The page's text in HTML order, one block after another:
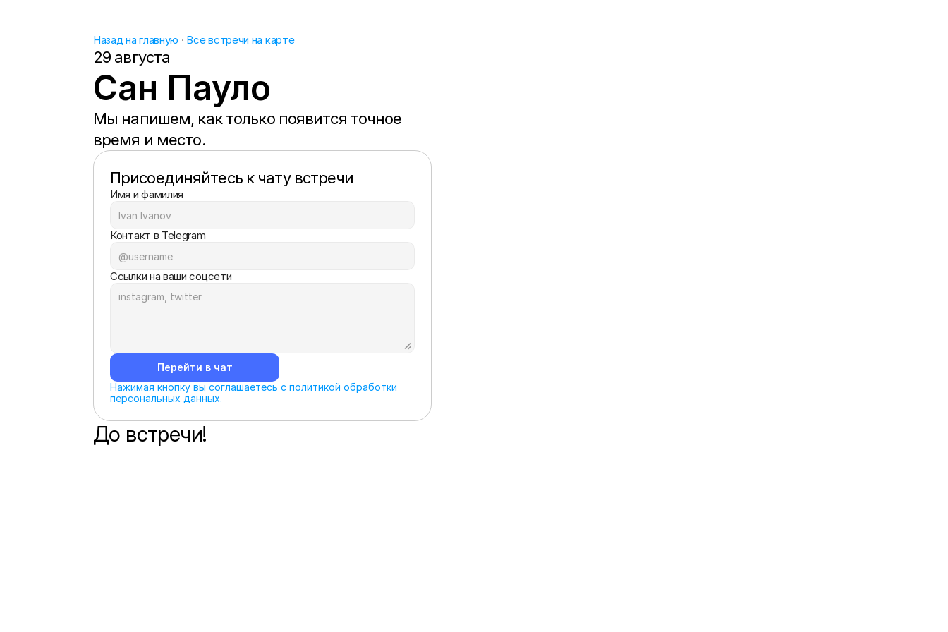
Назад на главную · Все встречи на карте
29 августа
Сан Пауло
Мы напишем, как только появится точное
время и место.
Присоединяйтесь к чату встречи
Имя и фамилия
Контакт в Telegram
Ссылки на ваши соцсети
Перейти в чат
Нажимая кнопку вы соглашаетесь с политикой обработки
персональных данных.
До встречи!